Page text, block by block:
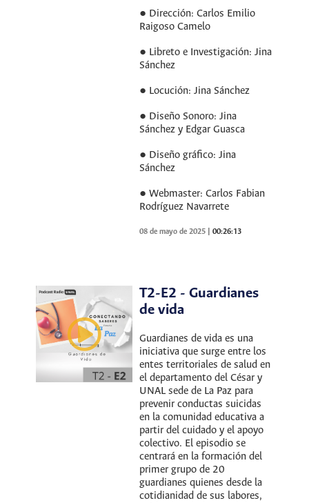
● Dirección: Carlos Emilio
Raigoso Camelo
● Libreto e Investigación: Jina
Sánchez
● Locución: Jina Sánchez
● Diseño Sonoro: Jina
Sánchez y Edgar Guasca
● Diseño gráfico: Jina
Sánchez
● Webmaster: Carlos Fabian
Rodríguez Navarrete
08 de mayo de 2025 |00:26:13
T2-E2 - Guardianes
de vida
Guardianes de vida es una
iniciativa que surge entre los
entes territoriales de salud en
el departamento del César y
UNAL sede de La Paz para
prevenir conductas suicidas
en la comunidad educativa a
partir del cuidado y el apoyo
colectivo. El episodio se
centrará en la formación del
primer grupo de 20
guardianes quienes desde la
cotidianidad de sus labores,